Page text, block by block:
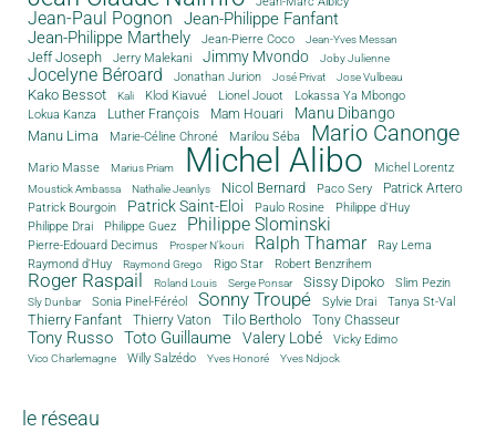
Jean-Paul Pognon
Jean-Philippe Fanfant
Jean-Philippe Marthely
Jean-Pierre Coco Jean-Yves Messan
Jeff Joseph Jerry Malekani Jimmy Mvondo Joby Julienne
Jocelyne Béroard Jonathan Jurion José Privat Jose Vulbeau
Kako Bessot Kali Klod Kiavué Lionel Jouot
Lokassa Ya Mbongo
Lokua Kanza
Luther François Mam Houari Manu Dibango
Manu Lima Marie-Céline Chroné Marilou Séba Mario Canonge
Mario Masse Marius Priam Michel Alibo Michel Lorentz
Moustick Ambassa Nathalie Jeanlys Nicol Bernard Paco Sery
Patrick Artero
Patrick Bourgoin
Patrick Saint-Eloi Paulo Rosine
Philippe d'Huy
Philippe Drai
Philippe Guez Philippe Slominski
Pierre-Edouard Decimus Prosper N'kouri Ralph Thamar
Ray Lema
Raymond d'Huy
Raymond Grego Rigo Star Robert Benzrihem
Roger Raspail Roland Louis Serge Ponsar Sissy Dipoko Slim Pezin
Sly Dunbar Sonia Pinel-Féréol Sonny Troupé Sylvie Drai Tanya St-Val
Thierry Fanfant Thierry Vaton Tilo Bertholo Tony Chasseur
Tony Russo Toto Guillaume Valery Lobé Vicky Edimo
Vico Charlemagne Willy Salzédo Yves Honoré Yves Ndjock
le réseau